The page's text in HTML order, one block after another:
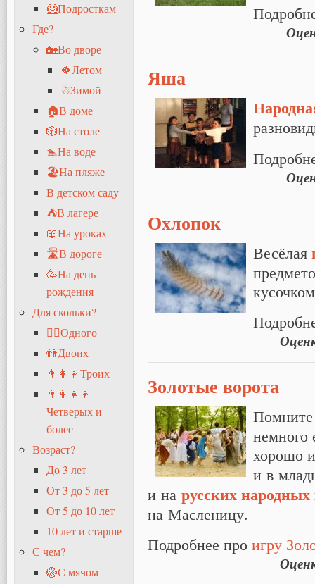
Яша
Охлопок
Весёлая
Золотые ворота
немного
хорошо
и в
и на русскихнародных
на Масленицу.
Подробнее про игру
🦸Подросткам
Где?
🏡Во дворе
🍀Летом
☃Зимой
🏠В доме
🎲На столе
🏊На воде
🏖На пляже
В детском саду
⛺В лагере
📖На уроках
🛣В дороге
🥳На день
рождения
Для скольки?
🧍‍♂️Одного
👫Двоих
👨‍👩‍👧Троих
👨‍👩‍👧‍👦
Четверых и
более
Возраст?
До 3 лет
От 3 до 5 лет
От 5 до 10 лет
10 лет и старше
С чем?
🏐С мячом